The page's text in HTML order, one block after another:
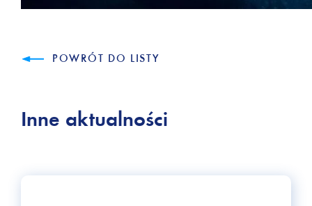
POWRÓT DO LISTY
Inne aktualności